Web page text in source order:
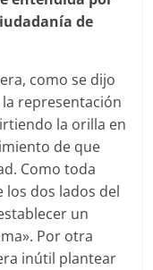
de
como se dijo
la representación
la orilla en
de que
Como toda
los dos lados del
un
Por otra
inútil plantear